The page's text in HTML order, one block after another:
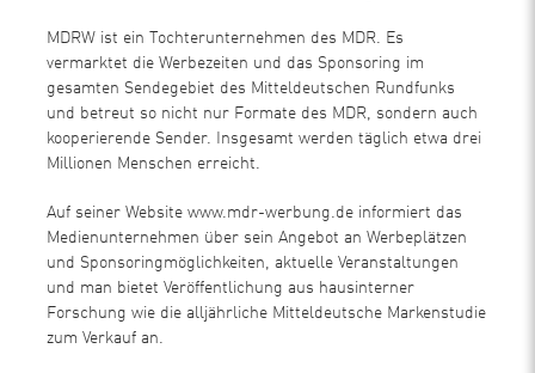
MDRW ist ein Tochterunternehmen des MDR. Es
vermarktet die Werbezeiten und das Sponsoring im
gesamten Sendegebiet des Mitteldeutschen Rundfunks
und betreut so nicht nur Formate des MDR, sondern auch
kooperierende Sender. Insgesamt werden täglich etwa drei
Millionen Menschen erreicht.
Auf seiner Website www.mdr-werbung.de informiert das
Medienunternehmen über sein Angebot an Werbeplätzen
und Sponsoringmöglichkeiten, aktuelle Veranstaltungen
und man bietet Veröffentlichung aus hausinterner
Forschung wie die alljährliche Mitteldeutsche Markenstudie
zum Verkauf an.